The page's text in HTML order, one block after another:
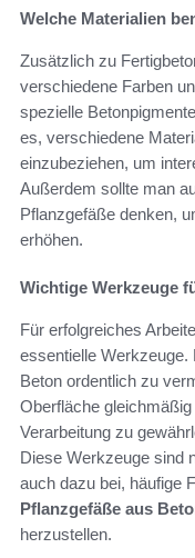
Welche Materialien
Zusätzlich zu
verschiedene Farben
spezielle
es, verschiedene
einzubeziehen, um
Außerdem sollte man
Pflanzgefäße denken,
erhöhen.
Wichtige Werkzeuge
Für erfolgreiches
essentielle
Beton ordentlich zu
Oberfläche
Verarbeitung zu
Diese Werkzeuge sind
auch dazu bei, häufige
Pflanzgefäße aus
herzustellen.